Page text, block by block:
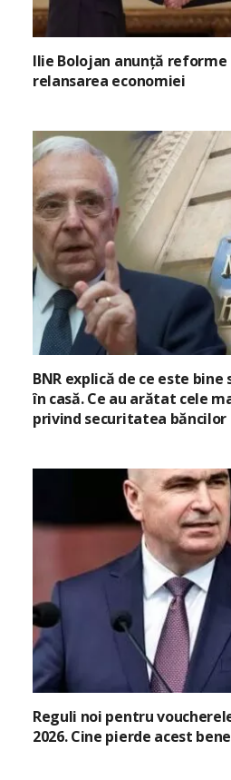
Ilie Bolojan anunță reforme
relansarea economiei
BNR explică de ce este bine
în casă. Ce au arătat cele
privind securitatea băncilor
Reguli noi pentru
2026. Cine pierde acest